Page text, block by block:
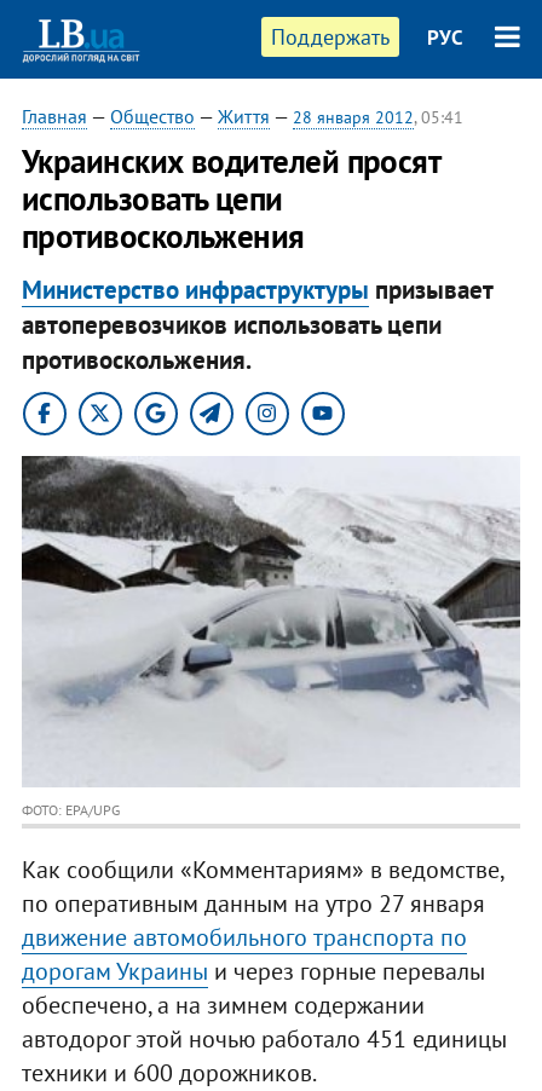
Поддержать РУС
Главная — Общество — Життя — 28 января 2012, 05:41
Украинских водителей просят
использовать цепи
противоскольжения
Министерство инфраструктуры призывает
автоперевозчиков использовать цепи
противоскольжения.
ФОТО: EPA/UPG
Как сообщили «Комментариям» в ведомстве,
по оперативным данным на утро 27 января
движение автомобильного транспорта по
дорогам Украины и через горные перевалы
обеспечено, а на зимнем содержании
автодорог этой ночью работало 451 единицы
техники и 600 дорожников.